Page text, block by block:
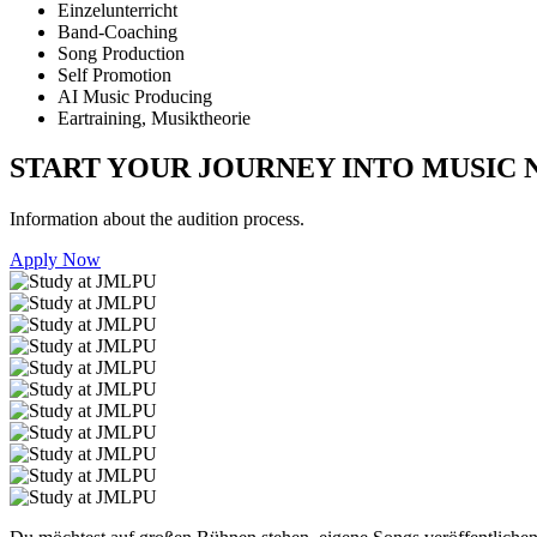
Einzelunterricht
Band-Coaching
Song Production
Self Promotion
AI Music Producing
Eartraining, Musiktheorie
START YOUR JOURNEY INTO MUSIC
Information about the audition process.
Apply Now